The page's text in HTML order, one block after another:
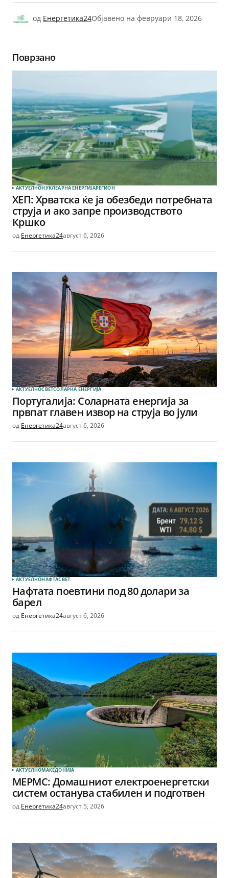
од Енергетика24Објавено на февруари 18, 2026
Поврзано
АКТУЕЛНОНУКЛЕАРНА ЕНЕРГИЈАРЕГИОН
ХЕП: Хрватска ќе ја обезбеди потребната
струја и ако запре производството
Кршко
од Енергетика24август 6, 2026
АКТУЕЛНОСВЕТСОЛАРНА EНЕРГИЈА
Португалија: Соларната енергија за
првпат главен извор на струја во јули
од Енергетика24август 6, 2026
АКТУЕЛНОНАФТАСВЕТ
Нафтата поевтини под 80 долари за
барел
од Енергетика24август 6, 2026
АКТУЕЛНОМАКЕДОНИЈА
МЕРМС: Домашниот електроенергетски
систем останува стабилен и подготвен
од Енергетика24август 5, 2026